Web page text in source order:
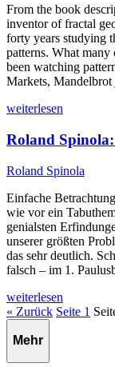
From the book
inventor of fractal
forty years studying
patterns. What many
been watching
Markets,
weiterlesen
Roland
Roland Spinola
Einfache
wie vor ein
genialsten
unserer größten
das sehr deutlich.
falsch – im 1.
weiterlesen
« Zurück Seite 1
Mehr